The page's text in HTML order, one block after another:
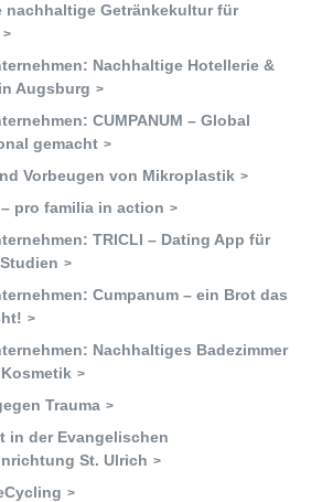
nachhaltige Getränkekultur für
Nachhaltige Hotellerie &
Augsburg
CUMPANUM – Global
gemacht
Vorbeugen von Mikroplastik
pro familia in action
TRICLI – Dating App für
Cumpanum – ein Brot das
Nachhaltiges Badezimmer
Trauma
in der Evangelischen
St. Ulrich